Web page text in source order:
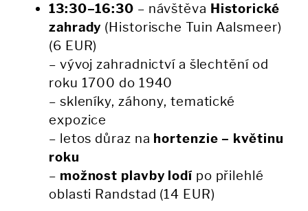
13:30–16:30 – návštěva Historické
zahrady (Historische Tuin Aalsmeer)
(6 EUR)
– vývoj zahradnictví a šlechtění od
roku 1700 do 1940
– skleníky, záhony, tematické
expozice
– letos důraz na hortenzie – květinu
roku
– možnost plavby lodí po přilehlé
oblasti Randstad (14 EUR)